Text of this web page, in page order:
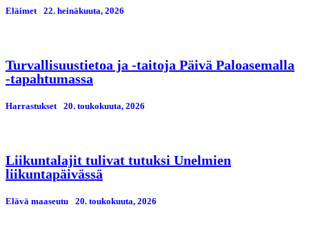
Eläimet 22. heinäkuuta, 2026
Turvallisuustietoa ja -taitoja Päivä Paloasemalla
-tapahtumassa
Harrastukset 20. toukokuuta, 2026
Liikuntalajit tulivat tutuksi Unelmien
liikuntapäivässä
Elävä maaseutu 20. toukokuuta, 2026